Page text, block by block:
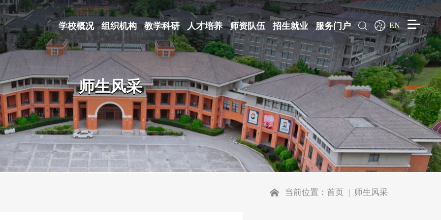
学校概况 组织机构 教学科研 人才培养 师资队伍 招生就业 服务门户 EN
师生风采
当前位置： 首页 师生风采